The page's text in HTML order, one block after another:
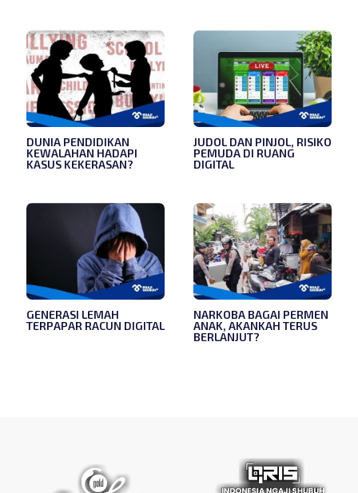
DUNIA PENDIDIKAN
KEWALAHAN HADAPI
KASUS KEKERASAN?
JUDOL DAN PINJOL, RISIKO
PEMUDA DI RUANG
DIGITAL
GENERASI LEMAH
TERPAPAR RACUN DIGITAL
NARKOBA BAGAI PERMEN
ANAK, AKANKAH TERUS
BERLANJUT?